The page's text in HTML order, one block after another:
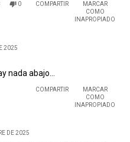
0 COMPARTIR
MARCAR
COMO
INAPROPIADO
2025
nada abajo...
COMPARTIR
MARCAR
COMO
INAPROPIADO
DE 2025